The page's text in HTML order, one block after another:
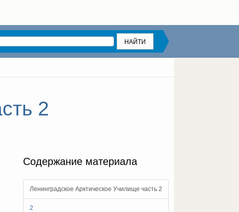
2
Содержание материала
Ленинградское Арктическое Училище часть 2
2